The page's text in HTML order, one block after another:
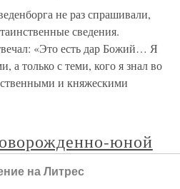
не раз спрашивали,
сведения.
«Это есть дар Божий… Я
а только с теми, кого я знал во
и княжескими
юной
системы –
на Литрес